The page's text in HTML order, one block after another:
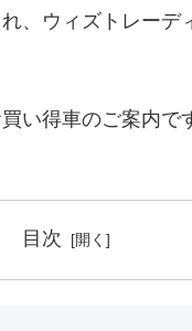
、ウィズトレーデ
い得車のご案内で
目次